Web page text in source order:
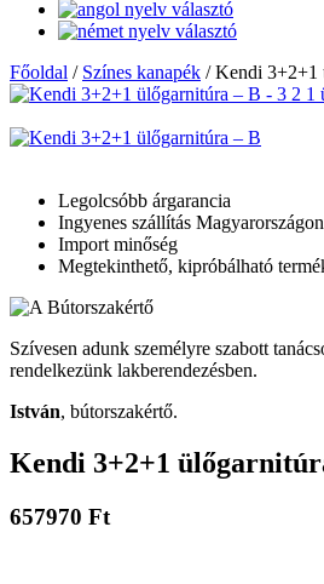
Főoldal / Színes kanapék /Kendi 3+2+1
Legolcsóbb árgarancia
Ingyenes szállítás Magyarországon
Import minőség
Megtekinthető, kipróbálható
Szívesen adunk személyre szabott
rendelkezünk lakberendezésben.
István, bútorszakértő.
Kendi 3+2+1
657970 Ft